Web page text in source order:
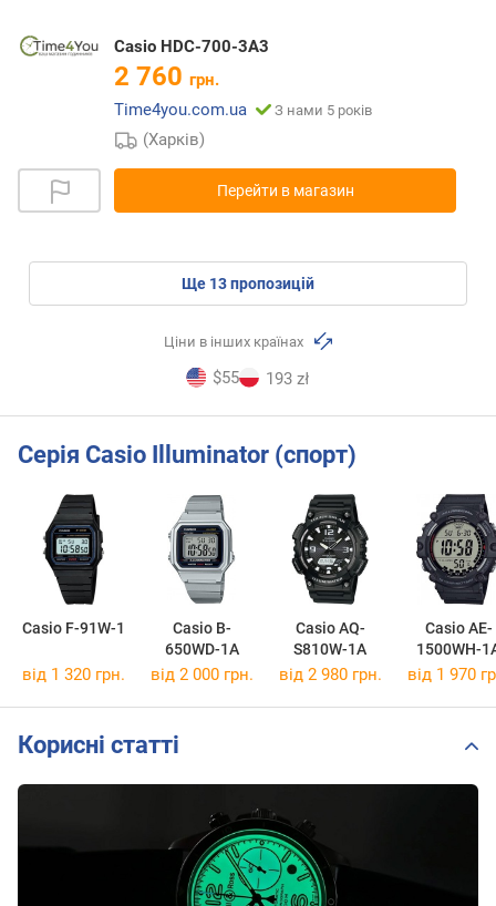
Casio HDC-700-3A3
2 760 грн.
Time4you.com.ua
З нами 5 років
(Харків)
Перейти в магазин
ще 13пропозицій
Ціни в інших країнах
$55 193 zł
Серія Casio Illuminator (спорт)
Casio F-91W-1
Casio B-
650WD-1A
Casio AQ-
S810W-1A
Casio AE-
1500WH-
від 1 320 грн. від 2 000 грн. від 2 980 грн. від 1 970
Корисні статті